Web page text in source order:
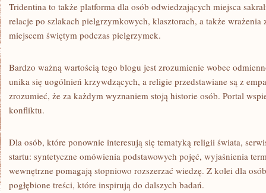
Tridentina to także platforma dla osób odwiedzających miejsca
relacje po szlakach pielgrzymkowych, klasztorach, a także wrażenia
miejscem świętym podczas pielgrzymek.
Bardzo ważną wartością tego blogu jest zrozumienie wobec
unika się uogólnień krzywdzących, a religie przedstawiane są z
zrozumieć, że za każdym wyznaniem stoją historie osób. Portal
konfliktu.
Dla osób, które ponownie interesują się tematyką religii świata,
startu: syntetyczne omówienia podstawowych pojęć, wyjaśnienia
wewnętrzne pomagają stopniowo rozszerzać wiedzę. Z kolei dla
pogłębione treści, które inspirują do dalszych badań.